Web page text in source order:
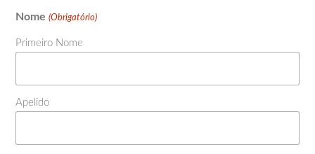
Nome (Obrigatório)
Primeiro Nome
Apelido